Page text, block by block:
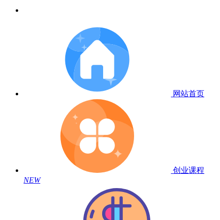
网站首页
创业课程
NEW